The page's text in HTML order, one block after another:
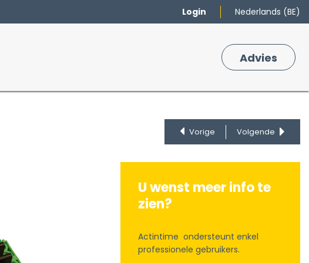
Login Nederlands (BE)
Adv​ies
Vorige Volgende
U wenst meer info te
zien?
Actintime ondersteunt enkel
professionele gebruikers.